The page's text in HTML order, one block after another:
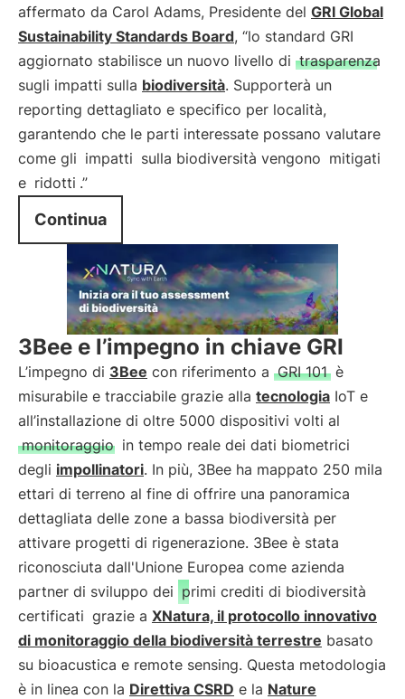
affermato da Carol Adams, Presidente del GRI Global
Sustainability Standards Board, “lo standard GRI
aggiornato stabilisce un nuovo livello di trasparenza
sugli impatti sulla biodiversità. Supporterà un
reporting dettagliato e specifico per località,
garantendo che le parti interessate possano valutare
come gli impatti sulla biodiversità vengono mitigati
e ridotti .”
Continua
3Bee e l’impegno in chiave GRI
L’impegno di 3Bee con riferimento a GRI 101 è
misurabile e tracciabile grazie alla tecnologia IoT e
all’installazione di oltre 5000 dispositivi volti al
monitoraggio in tempo reale dei dati biometrici
degli impollinatori. In più, 3Bee ha mappato 250 mila
ettari di terreno al fine di offrire una panoramica
dettagliata delle zone a bassa biodiversità per
attivare progetti di rigenerazione. 3Bee è stata
riconosciuta dall'Unione Europea come azienda
partner di sviluppo dei primi crediti di biodiversità
certificati grazie a XNatura, il protocollo innovativo
di monitoraggio della biodiversità terrestre basato
su bioacustica e remote sensing. Questa metodologia
è in linea con la Direttiva CSRD e la Nature